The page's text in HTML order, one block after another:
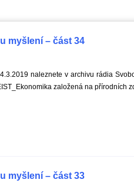
myšlení – část 34
naleznete v archivu rádia
založená na přírodních
myšlení – část 33